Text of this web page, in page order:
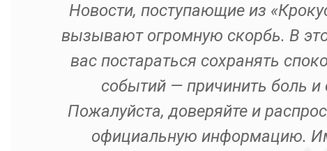
Новости, поступающие из
вызывают огромную скорбь. В
вас постараться сохранять
событий — причинить боль и
Пожалуйста, доверяйте и
официальную информацию.